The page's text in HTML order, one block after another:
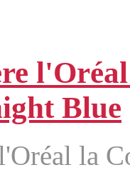
Blue
la